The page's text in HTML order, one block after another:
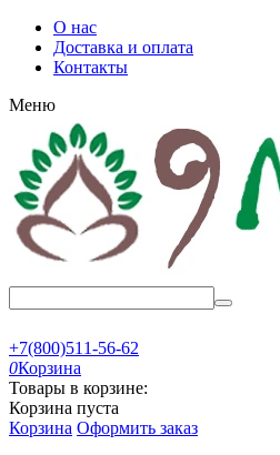
О нас
Доставка и оплата
Контакты
Меню
+7(800)511-56-62
0Корзина
Товары в корзине:
Корзина пуста
Корзина Оформить заказ